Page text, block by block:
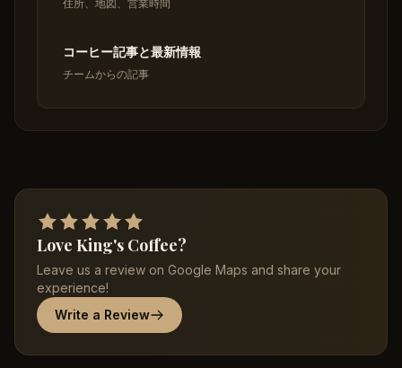
住所、地図、営業時間
コーヒー記事と最新情報
チームからの記事
Love King's Coffee?
Leave us a review on Google Maps and share your
experience!
Write a Review